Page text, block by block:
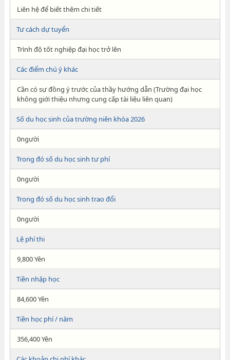
Liên hệ để biết thêm chi tiết
Tư cách dự tuyển
Trình độ tốt nghiệp đại học trở lên
Các điểm chú ý khác
Cần có sự đồng ý trước của thầy hướng dẫn (Trường đại học
không giới thiệu nhưng cung cấp tài liệu liên quan)
Số du học sinh của trường niên khóa 2026
0người
Trong đó số du học sinh tư phí
0người
Trong đó số du học sinh trao đổi
0người
Lệ phí thi
9,800 Yên
Tiền nhập học
84,600 Yên
Tiền học phí / năm
356,400 Yên